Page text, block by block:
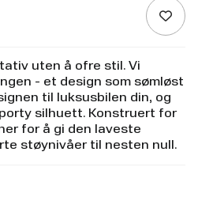
uten å ofre stil. Vi
- et design som sømløst
til luksusbilen din, og
silhuett. Konstruert for
for å gi den laveste
støynivåer til nesten null.